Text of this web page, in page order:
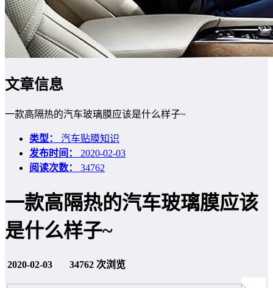
文章信息
一款高隔热的汽车玻璃膜应该是什么样子~
类型： 汽车贴膜知识
发布时间： 2020-02-03
阅读次数： 34762
一款高隔热的汽车玻璃膜应该
是什么样子~
2020-02-03 34762 次浏览